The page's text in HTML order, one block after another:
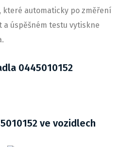
které automaticky po změření
úspěšném testu vytiskne
0445010152
ve vozidlech